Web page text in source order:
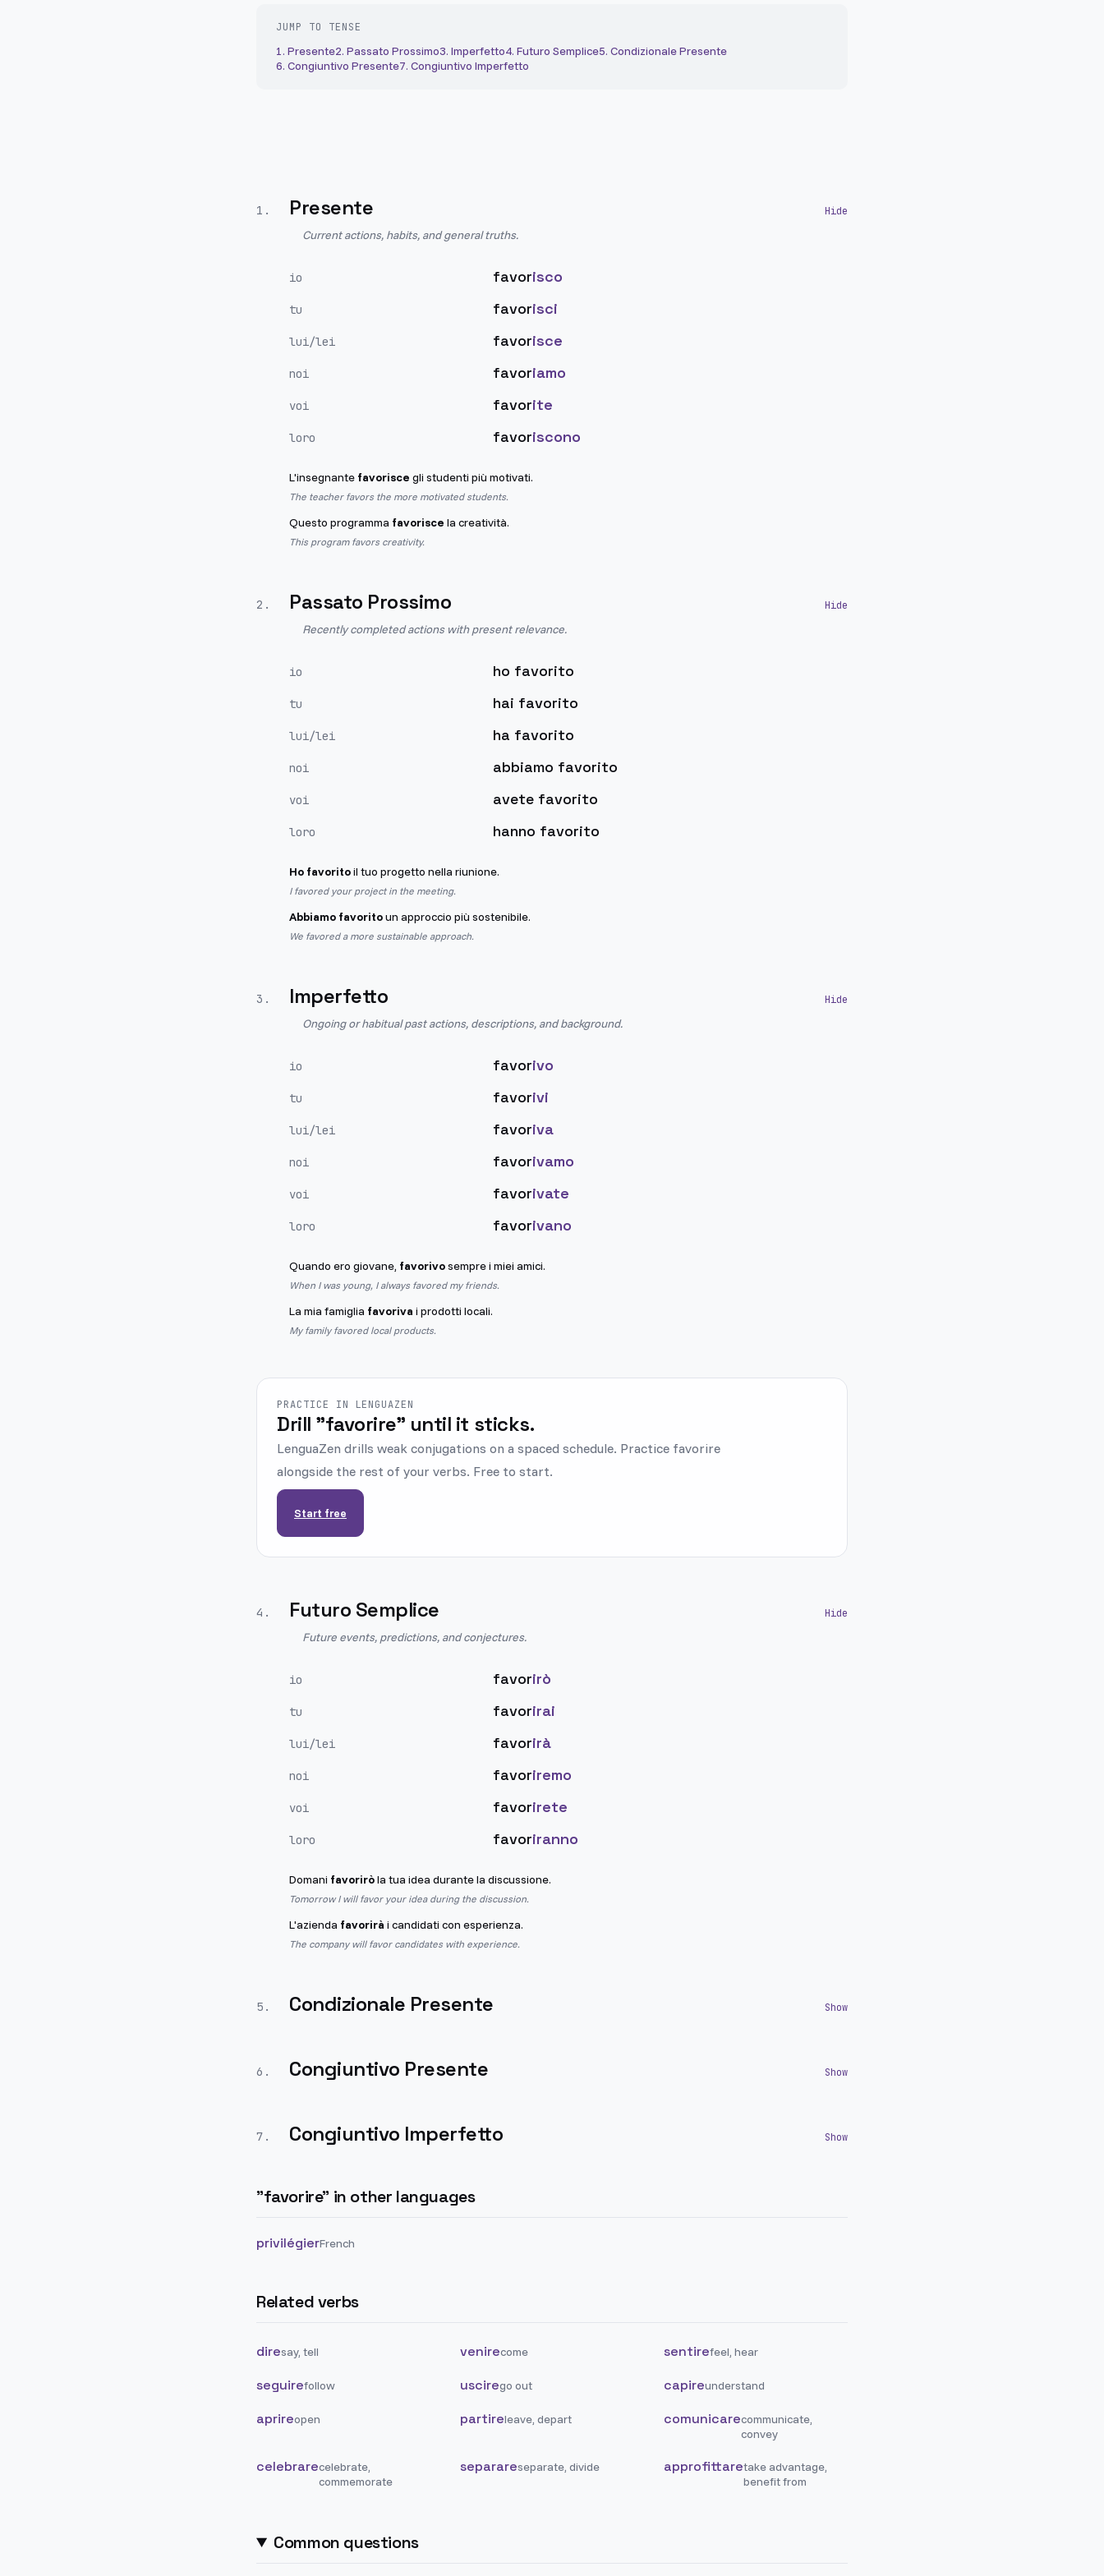
JUMP TO TENSE
1. Presente2. Passato Prossimo3. Imperfetto4. Futuro Semplice5. Condizionale Presente
6. Congiuntivo Presente7. Congiuntivo Imperfetto
1 . Presente
Current actions, habits, and general truths.
io favorisco
tu favorisci
lui/lei favorisce
noi favoriamo
voi favorite
loro favoriscono
L'insegnante favorisce gli studenti più motivati.
The teacher favors the more motivated students.
Questo programma favorisce la creatività.
This program favors creativity.
2 . Passato Prossimo
Recently completed actions with present relevance.
io ho favorito
tu hai favorito
lui/lei ha favorito
noi abbiamo favorito
voi avete favorito
loro hanno favorito
Ho favoritoil tuo progetto nella riunione.
I favored your project in the meeting.
Abbiamo favoritoun approccio più sostenibile.
We favored a more sustainable approach.
3 . Imperfetto
Ongoing or habitual past actions, descriptions, and background.
io favorivo
tu favorivi
lui/lei favoriva
noi favorivamo
voi favorivate
loro favorivano
Quando ero giovane, favorivosempre i miei amici.
When I was young, I always favored my friends.
La mia famiglia favoriva i prodotti locali.
My family favored local products.
PRACTICE IN LENGUAZEN
Drill "favorire" until it sticks.
LenguaZen drills weak conjugations on a spaced schedule. Practice favorire
alongside the rest of your verbs. Free to start.
Start free
4 . Futuro Semplice
Future events, predictions, and conjectures.
io favorirò
tu favorirai
lui/lei favorirà
noi favoriremo
voi favorirete
loro favoriranno
Domani favoriròla tua idea durante la discussione.
Tomorrow I will favor your idea during the discussion.
L'azienda favorirà i candidati con esperienza.
The company will favor candidates with experience.
5 . Condizionale Presente
6 . Congiuntivo Presente
7 . Congiuntivo Imperfetto
"favorire" in other languages
privilégierFrench
Related verbs
diresay, tell venirecome sentirefeel, hear
seguirefollow uscirego out capireunderstand
aprireopen partireleave, depart comunicarecommunicate,
convey
celebrarecelebrate,
commemorate
separareseparate, divide approfittaretake advantage,
benefit from
Common questions